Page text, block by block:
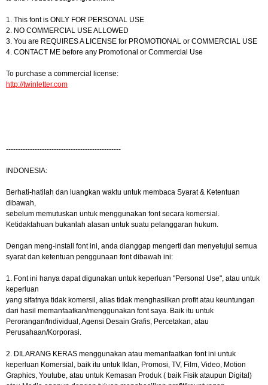
1. This font is ONLY FOR PERSONAL USE
2. NO COMMERCIAL USE ALLOWED
3. You are REQUIRES A LICENSE for PROMOTIONAL or COMMERCIAL USE
4. CONTACT ME before any Promotional or Commercial Use
To purchase a commercial license:
http://twinletter.com
------------------------------------------------
INDONESIA:
Berhati-hatilah dan luangkan waktu untuk membaca Syarat & Ketentuan
dibawah,
sebelum memutuskan untuk menggunakan font secara komersial.
Ketidaktahuan bukanlah alasan untuk suatu pelanggaran hukum.
Dengan meng-install font ini, anda dianggap mengerti dan menyetujui semua
syarat dan ketentuan penggunaan font dibawah ini:
1. Font ini hanya dapat digunakan untuk keperluan "Personal Use", atau untuk
keperluan
yang sifatnya tidak komersil, alias tidak menghasilkan profit atau keuntungan
dari hasil memanfaatkan/menggunakan font saya. Baik itu untuk
Perorangan/Individual, Agensi Desain Grafis, Percetakan, atau
Perusahaan/Korporasi.
2. DILARANG KERAS menggunakan atau memanfaatkan font ini untuk
keperluan Komersial, baik itu untuk Iklan, Promosi, TV, Film, Video, Motion
Graphics, Youtube, atau untuk Kemasan Produk ( baik Fisik ataupun Digital)